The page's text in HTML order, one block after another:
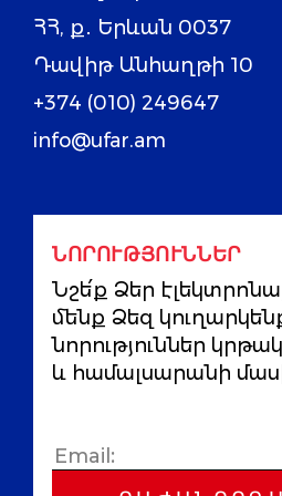
ՀՀ, ք․ Երևան 0037
Դավիթ Անհաղթի 10
+374 (010) 249647
info@ufar.am
ՆՈՐՈՒԹՅՈՒՆՆԵՐ
Նշե՛ք Ձեր
մենք Ձեզ
նորություններ
և համալսարանի